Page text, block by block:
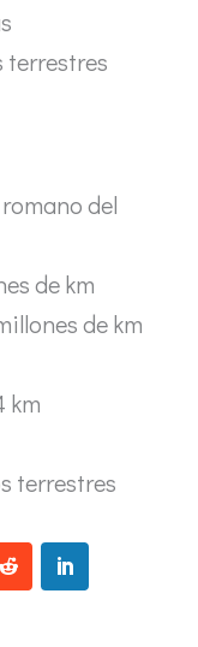
terrestres
del
de km
de km
km
terrestres